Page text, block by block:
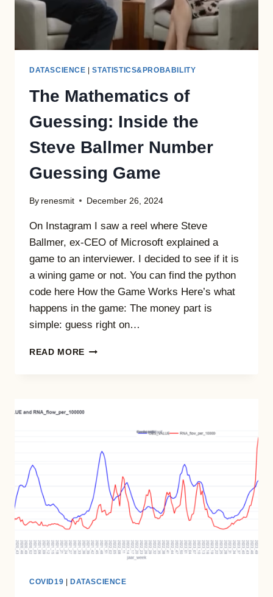
DATASCIENCE |STATISTICS&PROBABILITY
The Mathematics of
Guessing: Inside the
Steve Ballmer Number
Guessing Game
By renesmit December 26, 2024
On Instagram I saw a reel where Steve
Ballmer, ex-CEO of Microsoft explained a
game to an interviewer. I decided to see if it is
a wining game or not. You can find the python
code here How the Game Works Here’s what
happens in the game: The money part is
simple: guess right on…
READ MORE THE
THE
NUMBER
GUESSING
GAME
COVID19 | DATASCIENCE